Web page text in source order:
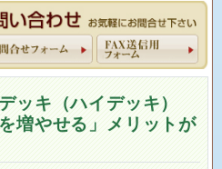
ッキ（ハイデッキ）
増やせる」メリットが